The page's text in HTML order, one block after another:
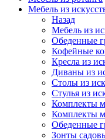
Мебель из
Назад
Мебель из
Обеденные
Кофейные
Кресла из
Диваны из
Столы из
Стулья из
Комплекты
Комплекты
Обеденные
Зонты